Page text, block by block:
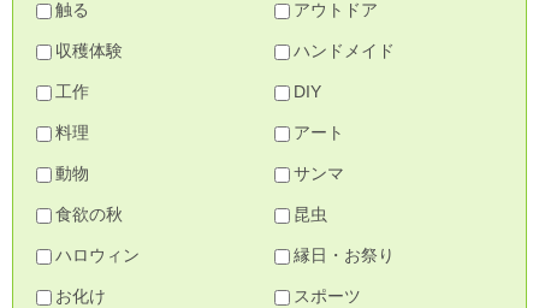
触る アウトドア
収穫体験 ハンドメイド
工作 DIY
料理 アート
動物 サンマ
食欲の秋 昆虫
ハロウィン 縁日・お祭り
お化け スポーツ